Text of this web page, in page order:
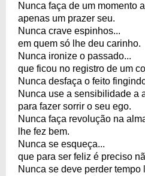
Nunca faça de um momento
apenas um prazer seu.
Nunca crave espinhos...
em quem só lhe deu carinho.
Nunca ironize o passado...
que ficou no registro de um
Nunca desfaça o feito
Nunca use a sensibilidade a
para fazer sorrir o seu ego.
Nunca faça revolução na
lhe fez bem.
Nunca se esqueça...
que para ser feliz é preciso
Nunca se deve perder